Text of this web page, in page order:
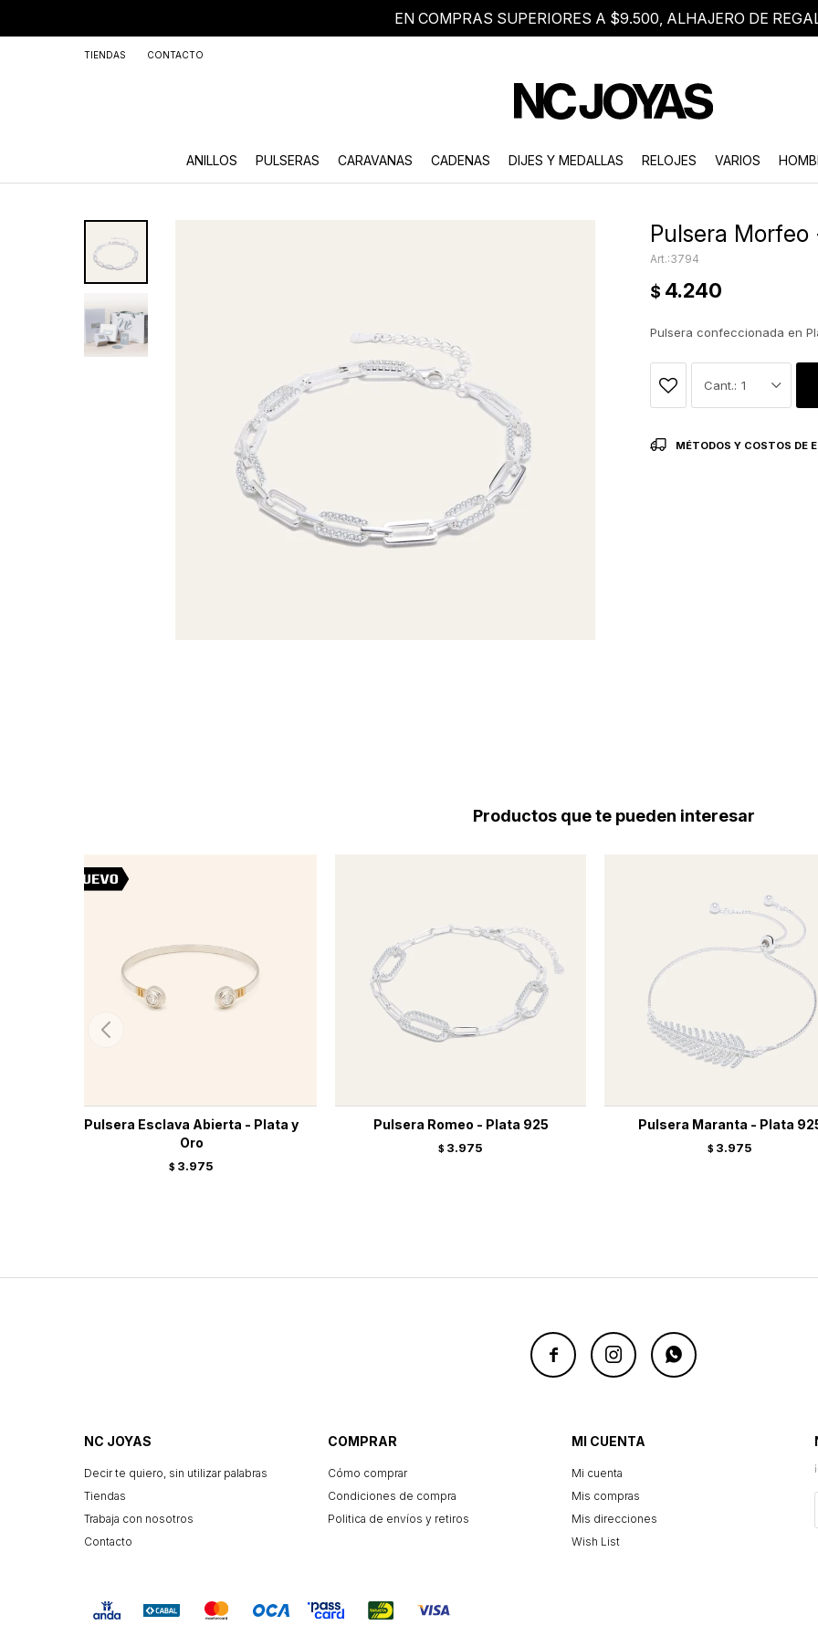
EN COMPRAS SUPERIORES A $9.500, ALHAJERO DE
ANILLOS PULSERAS CARAVANAS CADENAS DIJES Y MEDALLAS RELOJES VARIOS
TIENDAS CONTACTO
Pulsera
3794
$ 4.240
Pulsera confeccionada en
1
MÉTODOS Y COSTOS DE
Productos que te pueden interesar
Pulsera Esclava Abierta - Plata y
Oro
$ 3.975
Pulsera Romeo - Plata 925
$ 3.975
Pulsera Maranta - Plata
$ 3.975
  
NC JOYAS
Decir te quiero, sin utilizar palabras
Tiendas
Trabaja con nosotros
Contacto
COMPRAR
Cómo comprar
Condiciones de compra
Politica de envíos y retiros
MI CUENTA
Mi cuenta
Mis compras
Mis direcciones
Wish List